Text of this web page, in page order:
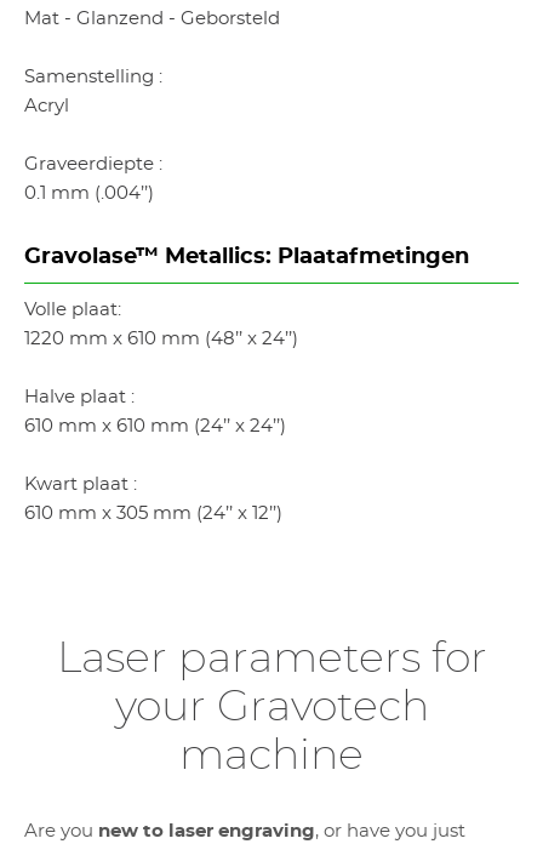
Mat - Glanzend - Geborsteld
Samenstelling :
Acryl
Graveerdiepte :
0.1 mm (.004’’)
Gravolase™ Metallics: Plaatafmetingen
Volle plaat:
1220 mm x 610 mm (48’’ x 24’’)
Halve plaat :
610 mm x 610 mm (24’’ x 24’’)
Kwart plaat :
610 mm x 305 mm (24’’ x 12’’)
Laser parameters for
your Gravotech
machine
Are you new to laser engraving, or have you just